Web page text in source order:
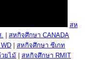
สห
สหกิจศึกษา CANADA
สหกิจศึกษา ซีเกท
ยไม้
สหกิจศึกษา RMIT